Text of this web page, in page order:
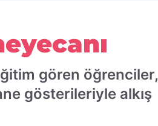
gören öğrenciler,
gösterileriyle alkış